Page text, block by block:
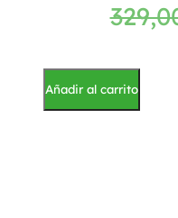
Añadir al carrito